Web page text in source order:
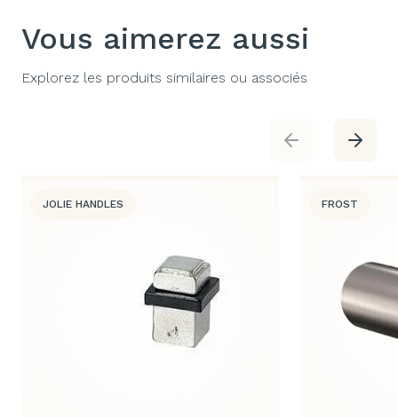
Vous aimerez aussi
Explorez les produits similaires ou associés
JOLIE HANDLES FROST